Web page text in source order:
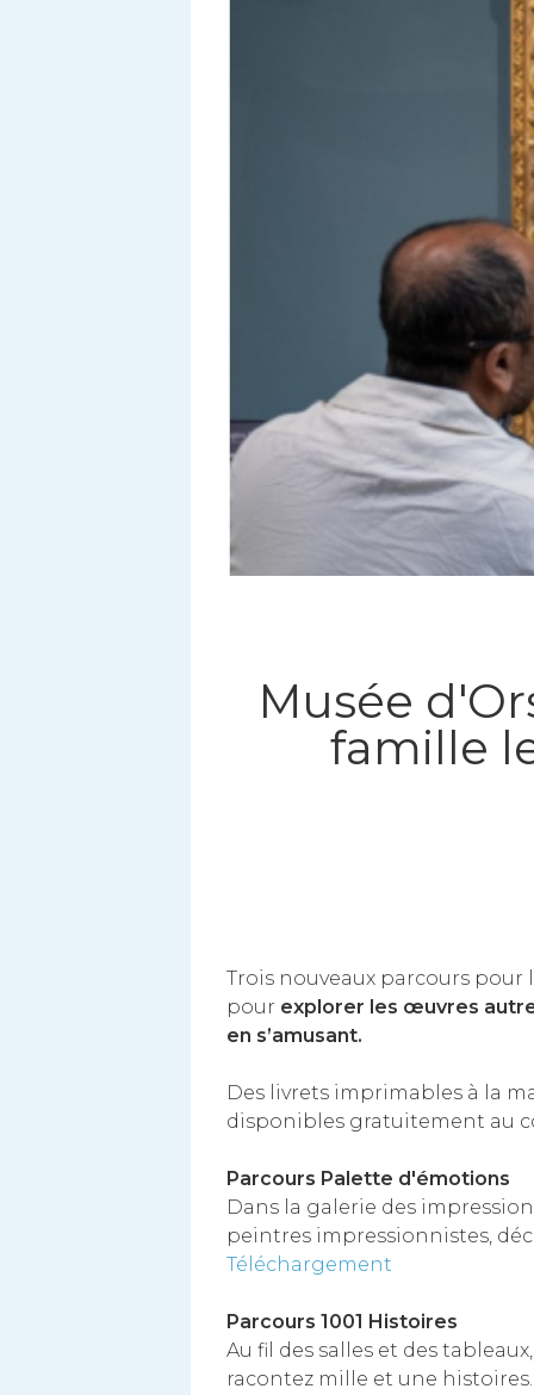
Musée
famille
Trois nouveaux parcours pour
pour explorer les œuvres
en s’amusant.
Des livrets imprimables à la
disponibles gratuitement au
Parcours Palette d'émotions
Dans la galerie des
peintres impressionnistes,
Téléchargement
Parcours 1001 Histoires
Au fil des salles et des
racontez mille et une